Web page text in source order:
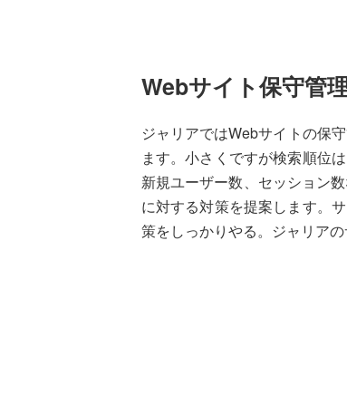
Webサイト保守管
ジャリアではWebサイトの保
ます。小さくですが検索順位
新規ユーザー数、セッション
に対する対策を提案します。
策をしっかりやる。ジャリアの